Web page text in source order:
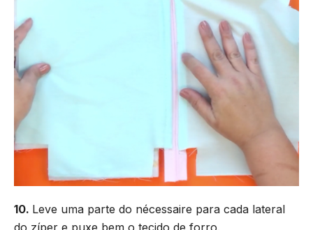
10. Leve uma parte do nécessaire para cada lateral